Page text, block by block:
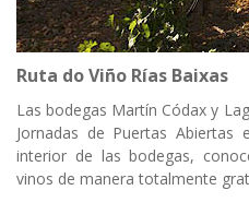
Ruta do Viño Rías Baixas
Las bodegas Martín Códax y
Jornadas de Puertas
interior de las bodegas,
vinos de manera totalmente